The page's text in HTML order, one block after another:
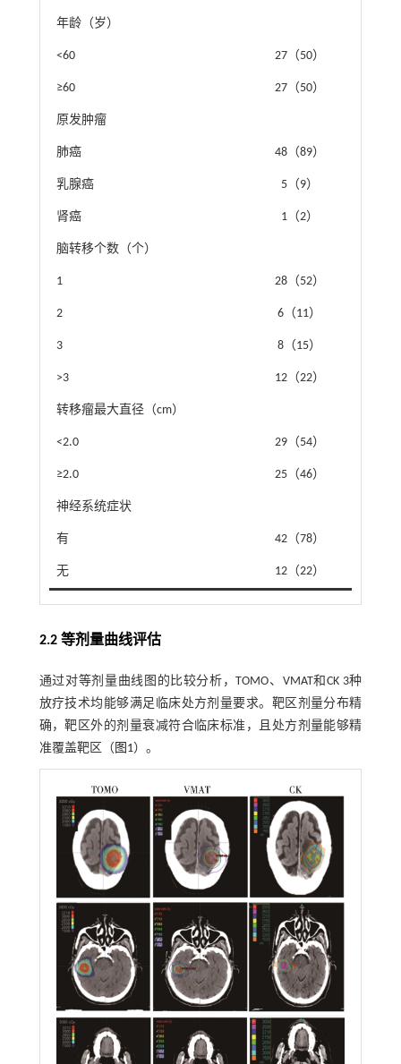
年龄（岁）
<60 27（50）
≥60 27（50）
原发肿瘤
肺癌 48（89）
乳腺癌 5（9）
肾癌 1（2）
脑转移个数（个）
1 28（52）
2 6（11）
3 8（15）
>3 12（22）
转移瘤最大直径（cm）
<2.0 29（54）
≥2.0 25（46）
神经系统症状
有 42（78）
无 12（22）
2.2 等剂量曲线评估
通过对等剂量曲线图的比较分析，TOMO、VMAT和CK 3种
放疗技术均能够满足临床处方剂量要求。靶区剂量分布精
确，靶区外的剂量衰减符合临床标准，且处方剂量能够精
准覆盖靶区（ 图1）。